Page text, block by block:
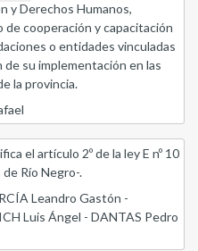
y Derechos Humanos,
cooperación y capacitación
o entidades vinculadas
de su implementación en las
la provincia.
el artículo 2º de la ley E nº 10
Río Negro-.
Leandro Gastón -
Luis Ángel - DANTAS Pedro